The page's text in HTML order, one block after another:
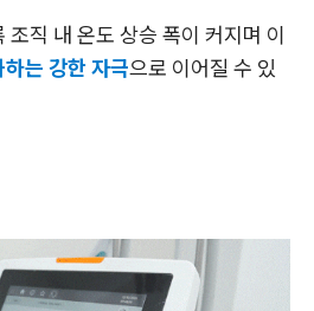
조직 내 온도 상승 폭이 커지며 이
는 강한 자극으로 이어질 수 있